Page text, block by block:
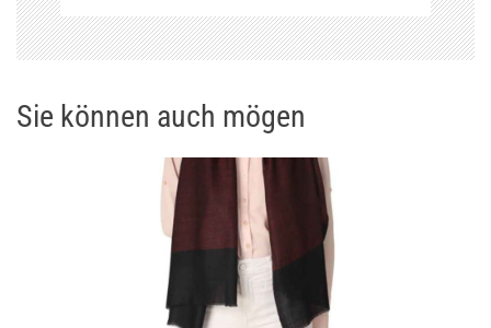
n
a
Sie können auch mögen